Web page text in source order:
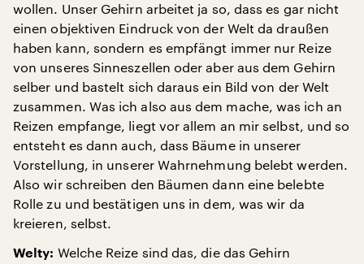
wollen. Unser Gehirn arbeitet ja so, dass es gar nicht
einen objektiven Eindruck von der Welt da draußen
haben kann, sondern es empfängt immer nur Reize
von unseres Sinneszellen oder aber aus dem Gehirn
selber und bastelt sich daraus ein Bild von der Welt
zusammen. Was ich also aus dem mache, was ich an
Reizen empfange, liegt vor allem an mir selbst, und so
entsteht es dann auch, dass Bäume in unserer
Vorstellung, in unserer Wahrnehmung belebt werden.
Also wir schreiben den Bäumen dann eine belebte
Rolle zu und bestätigen uns in dem, was wir da
kreieren, selbst.
Welty: Welche Reize sind das, die das Gehirn